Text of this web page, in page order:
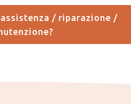
/ riparazione /